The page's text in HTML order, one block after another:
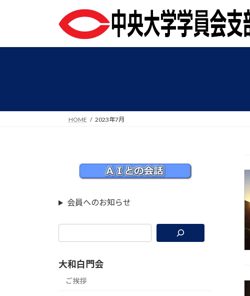
プ
動
HOME 2023年7月
会員へのお知らせ
大和白門会
ご挨拶